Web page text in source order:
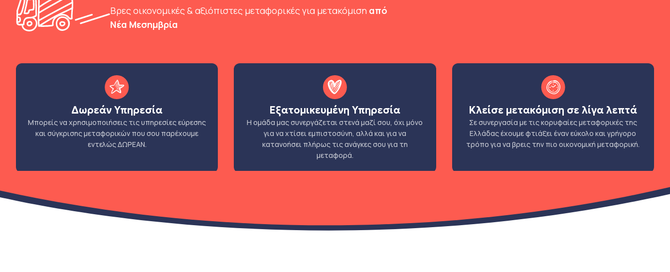
Βρες οικονομικές & αξιόπιστες μεταφορικές για μετακόμιση από
Νέα Μεσημβρία
Δωρεάν Υπηρεσία
Μπορείς να χρησιμοποιήσεις τις υπηρεσίες εύρεσης
και σύγκρισης μεταφορικών που σου παρέχουμε
εντελώς ΔΩΡΕΑΝ.
Εξατομικευμένη Υπηρεσία
Η ομάδα μας συνεργάζεται στενά μαζί σου, όχι μόνο
για να χτίσει εμπιστοσύνη, αλλά και για να
κατανοήσει πλήρως τις ανάγκες σου για τη
μεταφορά.
Κλείσε μετακόμιση σε λίγα λεπτά
Σε συνεργασία με τις κορυφαίες μεταφορικές της
Ελλάδας έχουμε φτιάξει έναν εύκολο και γρήγορο
τρόπο για να βρεις την πιο οικονομική μεταφορική.